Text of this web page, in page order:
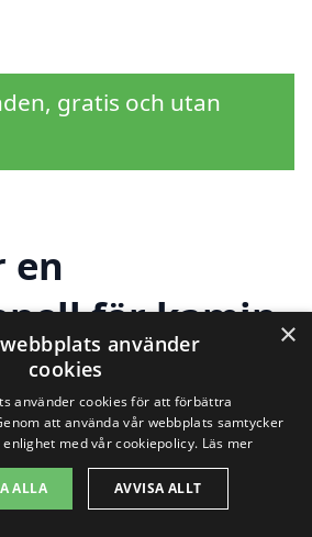
gratis och utan
en
för kamin
nära
leverantör av kamin i
×
använder
cookies
använder cookies för att förbättra
att använda vår webbplats samtycker
med vår cookiepolicy. Läs mer
ALLA AVVISA ALLT